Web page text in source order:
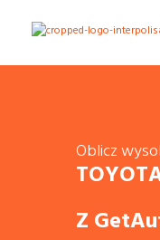
Oblicz
Z